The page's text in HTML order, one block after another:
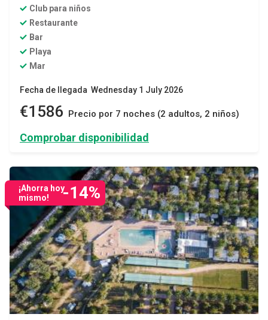
Club para niños
Restaurante
Bar
Playa
Mar
Fecha de llegada Wednesday 1 July 2026
€1586 Precio por 7 noches (2 adultos, 2 niños)
Comprobar disponibilidad
¡Ahorra hoy
mismo!
-14%